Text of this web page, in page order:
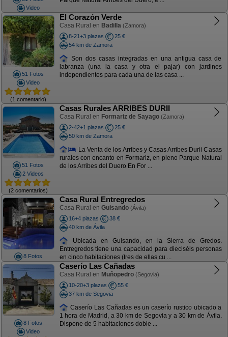
Video
51 Fotos
Video
(1 comentario)
El Corazón Verde
Casa Rural en Badilla (Zamora)
8-21+3 plazas
25 €
54 km de Zamora
Son dos casas integradas en una antigua casa de
labranza (una la casa y otra el pajar) con jardines
independientes para cada una de las casa ...
51 Fotos
2 Videos
(2 comentarios)
Casas Rurales ARRIBES DURII
Casa Rural en Formariz de Sayago (Zamora)
2-42+1 plazas
25 €
50 km de Zamora
La Venta de los Arribes y Casas Arribes Durii Casas
rurales con encanto en Formariz, en pleno Parque Natural
de los Arribes del Duero En For ...
8 Fotos
Casa Rural Entregredos
Casa Rural en Guisando (Ávila)
16+4 plazas
38 €
40 km de Ávila
Ubicada en Guisando, en la Sierra de Gredos.
Entregredos tiene una capacidad para dieciséis personas
en cinco habitaciones (tres de ellas cu ...
8 Fotos
Video
Caserío Las Cañadas
Casa Rural en Muñopedro (Segovia)
10-20+3 plazas
55 €
37 km de Segovia
Caserío Las Cañadas es un caserío rustico ubicado a
1 hora de Madrid, a 30 km de Segovia y a 30 km de Ávila.
Dispone de 5 habitaciones doble ...